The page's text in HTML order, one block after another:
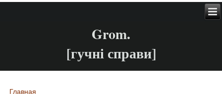
Grom.
[гучні справи]
Главная